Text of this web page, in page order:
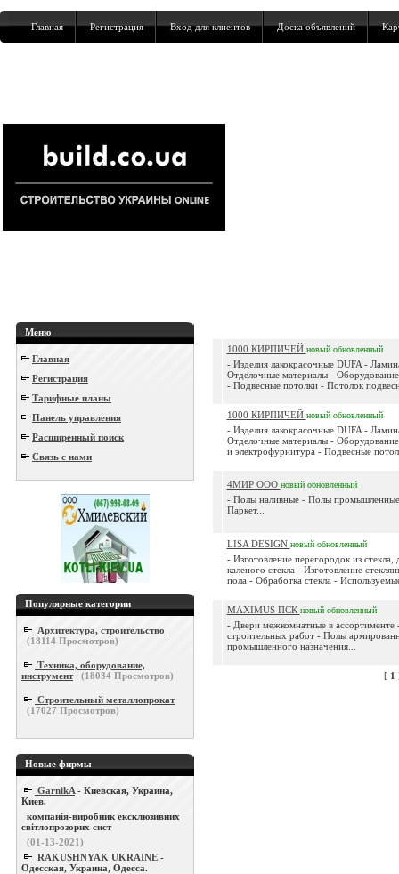
Главная Регистрация Вход для клиентов Доска объявлений
Меню
Главная
Регистрация
Тарифные планы
Панель управления
Расширенный поиск
Связь с нами
Популярные категории
Архитектура, строительство
(18114 Просмотров)
Техника, оборудование,
инструмент
(18034 Просмотров)
Строительный металлопрокат
(17027 Просмотров)
Новые фирмы
GarnikA - Киевская, Украина,
Киев.
компанія-виробник ексклюзивних
світлопрозорих сист
(01-13-2021)
RAKUSHNYAK UKRAINE -
Одесская, Украина, Одесса.
1000 КИРПИЧЕЙ новый обновленный
- Изделия лакокрасочные DUFA -
Отделочные материалы - Оборудование
- Подвесные потолки - Потолок
1000 КИРПИЧЕЙ новый обновленный
- Изделия лакокрасочные DUFA -
Отделочные материалы - Оборудование
и электрофурнитура - Подвесные
4МИР ООО новый обновленный
- Полы наливные - Полы
Паркет...
LISA DESIGN новый обновленный
- Изготовление перегородок из стекла,
каленого стекла - Изготовление
пола - Обработка стекла -
MAXIMUS ПСК новый обновленный
- Двери межкомнатные в ассортименте
строительных работ - Полы
промышленного назначения...
[ 1